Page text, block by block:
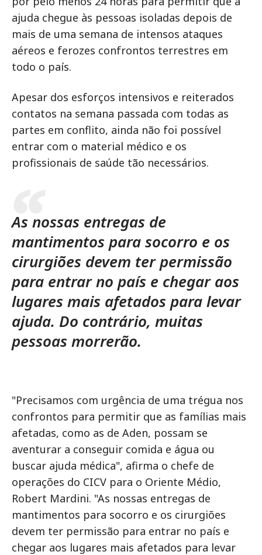
ajuda chegue às pessoas isoladas depois de
mais de uma semana de intensos ataques
aéreos e ferozes confrontos terrestres em
todo o país.
Apesar dos esforços intensivos e reiterados
contatos na semana passada com todas as
partes em conflito, ainda não foi possível
entrar com o material médico e os
profissionais de saúde tão necessários.
As nossas entregas de
mantimentos para socorro e os
cirurgiões devem ter permissão
para entrar no país e chegar aos
lugares mais afetados para levar
ajuda. Do contrário, muitas
pessoas morrerão.
"Precisamos com urgência de uma trégua nos
confrontos para permitir que as famílias mais
afetadas, como as de Aden, possam se
aventurar a conseguir comida e água ou
buscar ajuda médica", afirma o chefe de
operações do CICV para o Oriente Médio,
Robert Mardini. "As nossas entregas de
mantimentos para socorro e os cirurgiões
devem ter permissão para entrar no país e
chegar aos lugares mais afetados para levar